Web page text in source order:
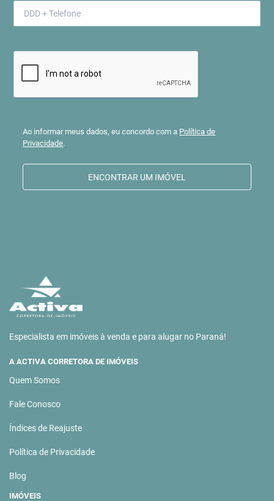
Ao informar meus dados, eu concordo com a Política de
Privacidade.
ENCONTRAR UM IMÓVEL
Especialista em imóveis à venda e para alugar no Paraná!
A ACTIVA CORRETORA DE IMÓVEIS
Quem Somos
Fale Conosco
Índices de Reajuste
Política de Privacidade
Blog
IMÓVEIS